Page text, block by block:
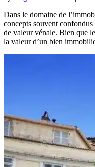
Dans le domaine de
concepts souvent
de valeur vénale. Bien que
la valeur d’un bien